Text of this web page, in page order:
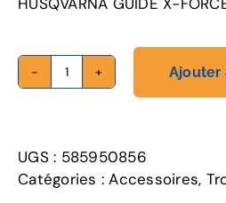
quantité
X-
FORCE
3/8"
Ajouter
UGS : 585950856
Catégories :Accessoires,